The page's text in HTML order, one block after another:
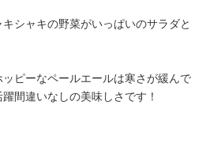
シャキの野菜がいっぱいのサラダと
ピーなペールエールは寒さが緩んで
間違いなしの美味しさです！